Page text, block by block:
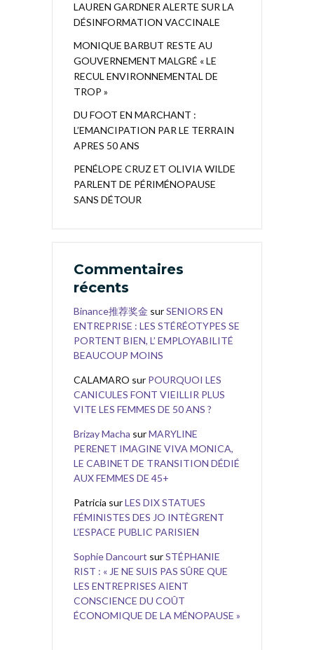
LAUREN GARDNER ALERTE SUR LA
DÉSINFORMATION VACCINALE
MONIQUE BARBUT RESTE AU
GOUVERNEMENT MALGRÉ « LE
RECUL ENVIRONNEMENTAL DE
TROP »
DU FOOT EN MARCHANT :
L’EMANCIPATION PAR LE TERRAIN
APRES 50 ANS
PENÉLOPE CRUZ ET OLIVIA WILDE
PARLENT DE PÉRIMÉNOPAUSE
SANS DÉTOUR
Commentaires
récents
Binance推荐奖金 surSENIORS EN
ENTREPRISE : LES STÉRÉOTYPES SE
PORTENT BIEN, L’ EMPLOYABILITÉ
BEAUCOUP MOINS
CALAMARO sur POURQUOI LES
CANICULES FONT VIEILLIR PLUS
VITE LES FEMMES DE 50 ANS ?
Brizay Macha surMARYLINE
PERENET IMAGINE VIVA MONICA,
LE CABINET DE TRANSITION DÉDIÉ
AUX FEMMES DE 45+
Patricia surLES DIX STATUES
FÉMINISTES DES JO INTÈGRENT
L’ESPACE PUBLIC PARISIEN
Sophie Dancourt surSTÉPHANIE
RIST : « JE NE SUIS PAS SÛRE QUE
LES ENTREPRISES AIENT
CONSCIENCE DU COÛT
ÉCONOMIQUE DE LA MÉNOPAUSE »